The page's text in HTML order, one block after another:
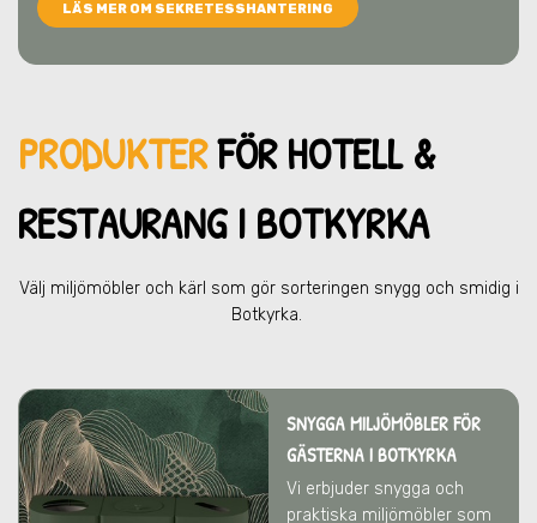
LÄS MER OM SEKRETESSHANTERING
PRODUKTERFÖR HOTELL &
RESTAURANG I BOTKYRKA
Välj miljömöbler och kärl som gör sorteringen snygg och smidig i
Botkyrka.
SNYGGA MILJÖMÖBLER FÖR
GÄSTERNA I BOTKYRKA
Vi erbjuder snygga och
praktiska miljömöbler som